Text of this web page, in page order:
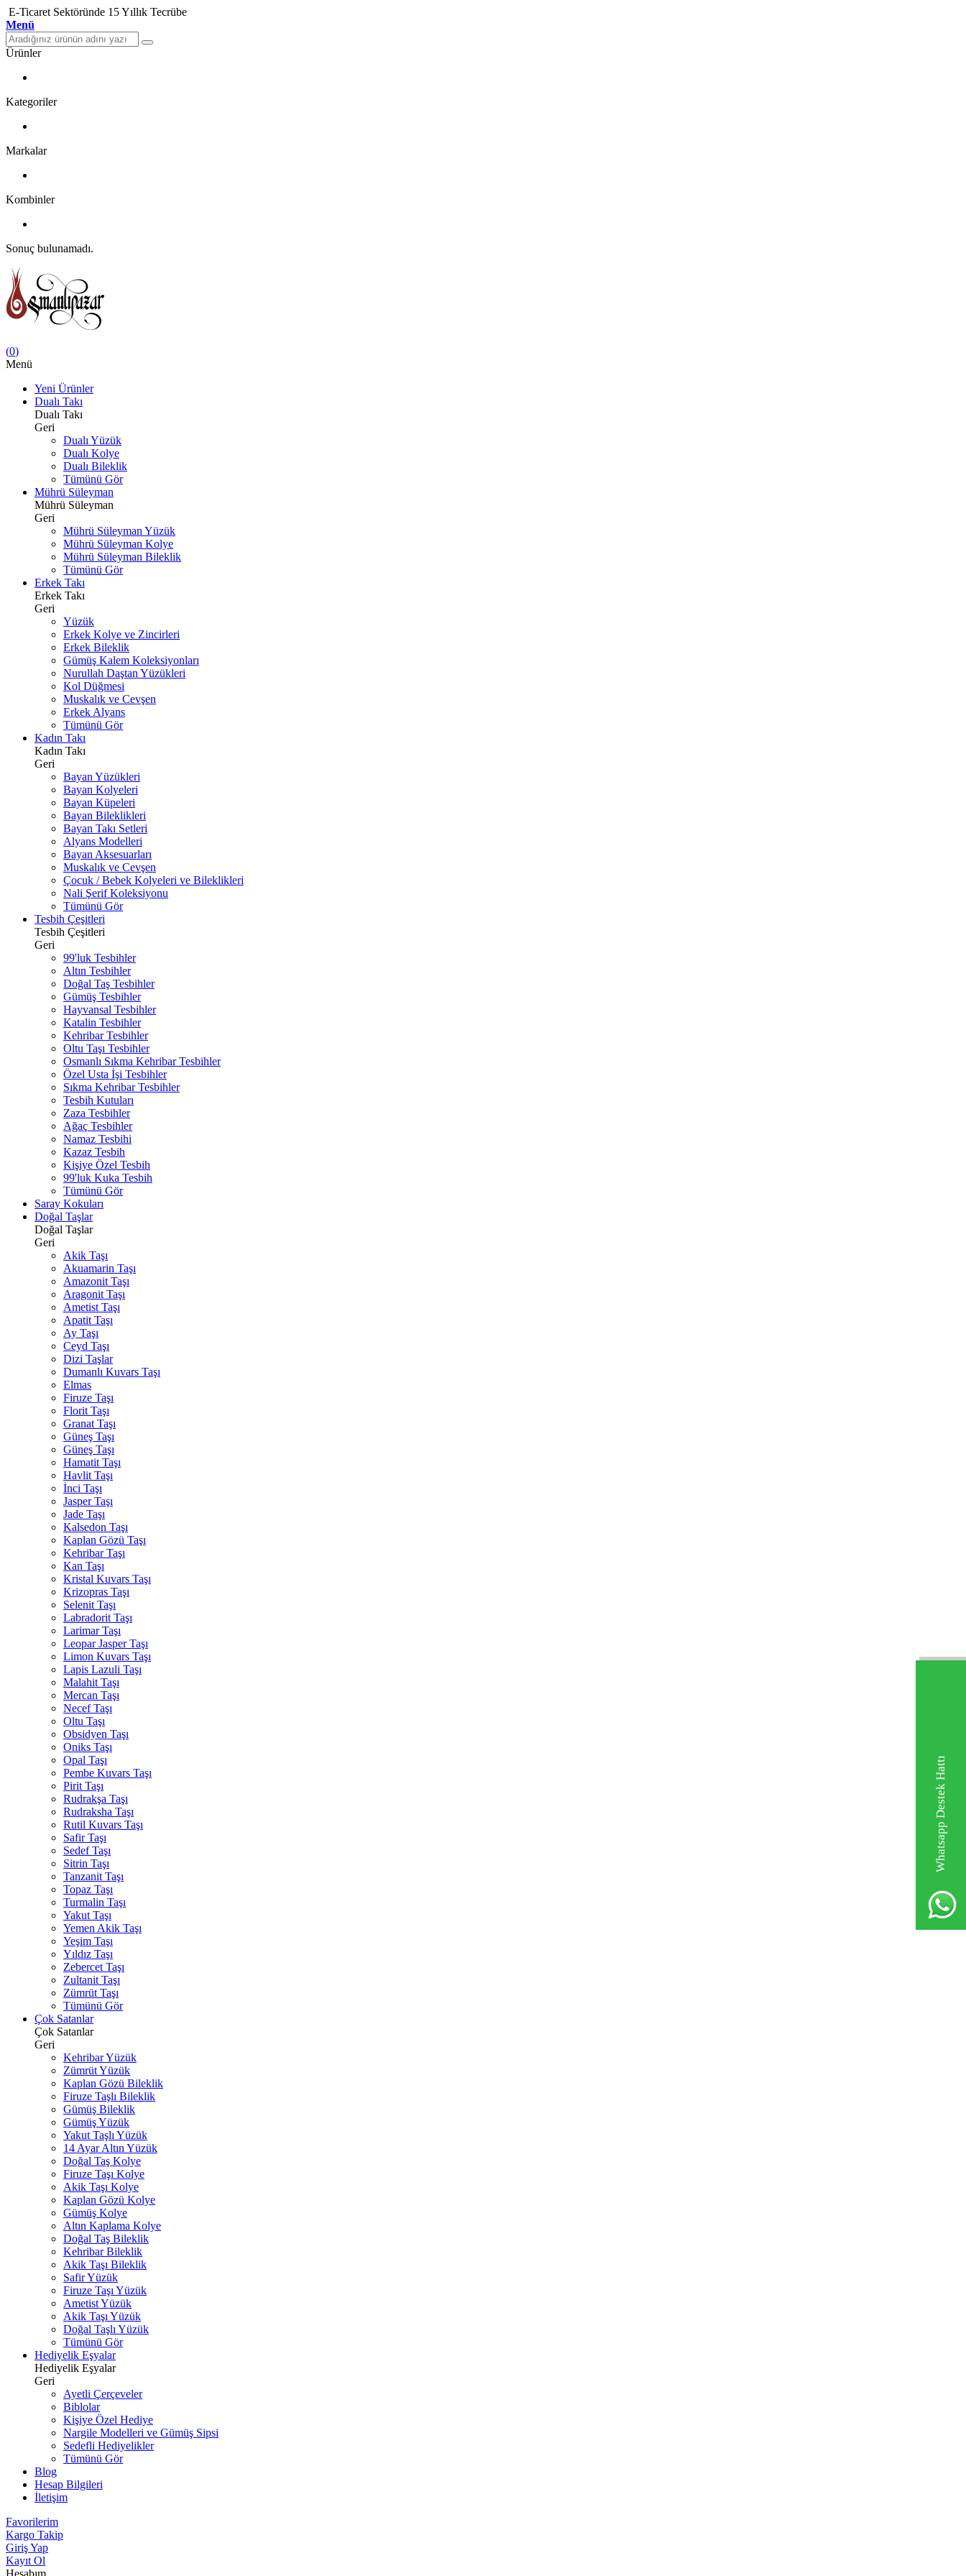
Whatsapp Destek Hattı
E-Ticaret Sektöründe 15 Yıllık Tecrübe
Menü
Ürünler
Kategoriler
Markalar
Kombinler
Sonuç bulunamadı.
(0)
Menü
Yeni Ürünler
Dualı Takı
Dualı Takı
Geri
Dualı Yüzük
Dualı Kolye
Dualı Bileklik
Tümünü Gör
Mührü Süleyman
Mührü Süleyman
Geri
Mührü Süleyman Yüzük
Mührü Süleyman Kolye
Mührü Süleyman Bileklik
Tümünü Gör
Erkek Takı
Erkek Takı
Geri
Yüzük
Erkek Kolye ve Zincirleri
Erkek Bileklik
Gümüş Kalem Koleksiyonları
Nurullah Daştan Yüzükleri
Kol Düğmesi
Muskalık ve Cevşen
Erkek Alyans
Tümünü Gör
Kadın Takı
Kadın Takı
Geri
Bayan Yüzükleri
Bayan Kolyeleri
Bayan Küpeleri
Bayan Bileklikleri
Bayan Takı Setleri
Alyans Modelleri
Bayan Aksesuarları
Muskalık ve Cevşen
Çocuk / Bebek Kolyeleri ve Bileklikleri
Nali Şerif Koleksiyonu
Tümünü Gör
Tesbih Çeşitleri
Tesbih Çeşitleri
Geri
99'luk Tesbihler
Altın Tesbihler
Doğal Taş Tesbihler
Gümüş Tesbihler
Hayvansal Tesbihler
Katalin Tesbihler
Kehribar Tesbihler
Oltu Taşı Tesbihler
Osmanlı Sıkma Kehribar Tesbihler
Özel Usta İşi Tesbihler
Sıkma Kehribar Tesbihler
Tesbih Kutuları
Zaza Tesbihler
Ağaç Tesbihler
Namaz Tesbihi
Kazaz Tesbih
Kişiye Özel Tesbih
99'luk Kuka Tesbih
Tümünü Gör
Saray Kokuları
Doğal Taşlar
Doğal Taşlar
Geri
Akik Taşı
Akuamarin Taşı
Amazonit Taşı
Aragonit Taşı
Ametist Taşı
Apatit Taşı
Ay Taşı
Ceyd Taşı
Dizi Taşlar
Dumanlı Kuvars Taşı
Elmas
Firuze Taşı
Florit Taşı
Granat Taşı
Güneş Taşı
Güneş Taşı
Hamatit Taşı
Havlit Taşı
İnci Taşı
Jasper Taşı
Jade Taşı
Kalsedon Taşı
Kaplan Gözü Taşı
Kehribar Taşı
Kan Taşı
Kristal Kuvars Taşı
Krizopras Taşı
Selenit Taşı
Labradorit Taşı
Larimar Taşı
Leopar Jasper Taşı
Limon Kuvars Taşı
Lapis Lazuli Taşı
Malahit Taşı
Mercan Taşı
Necef Taşı
Oltu Taşı
Obsidyen Taşı
Oniks Taşı
Opal Taşı
Pembe Kuvars Taşı
Pirit Taşı
Rudrakşa Taşı
Rudraksha Taşı
Rutil Kuvars Taşı
Safir Taşı
Sedef Taşı
Sitrin Taşı
Tanzanit Taşı
Topaz Taşı
Turmalin Taşı
Yakut Taşı
Yemen Akik Taşı
Yeşim Taşı
Yıldız Taşı
Zebercet Taşı
Zultanit Taşı
Zümrüt Taşı
Tümünü Gör
Çok Satanlar
Çok Satanlar
Geri
Kehribar Yüzük
Zümrüt Yüzük
Kaplan Gözü Bileklik
Firuze Taşlı Bileklik
Gümüş Bileklik
Gümüş Yüzük
Yakut Taşlı Yüzük
14 Ayar Altın Yüzük
Doğal Taş Kolye
Firuze Taşı Kolye
Akik Taşı Kolye
Kaplan Gözü Kolye
Gümüş Kolye
Altın Kaplama Kolye
Doğal Taş Bileklik
Kehribar Bileklik
Akik Taşı Bileklik
Safir Yüzük
Firuze Taşı Yüzük
Ametist Yüzük
Akik Taşı Yüzük
Doğal Taşlı Yüzük
Tümünü Gör
Hediyelik Eşyalar
Hediyelik Eşyalar
Geri
Ayetli Çerçeveler
Biblolar
Kişiye Özel Hediye
Nargile Modelleri ve Gümüş Sipsi
Sedefli Hediyelikler
Tümünü Gör
Blog
Hesap Bilgileri
İletişim
Favorilerim
Kargo Takip
Giriş Yap
Kayıt Ol
Hesabım